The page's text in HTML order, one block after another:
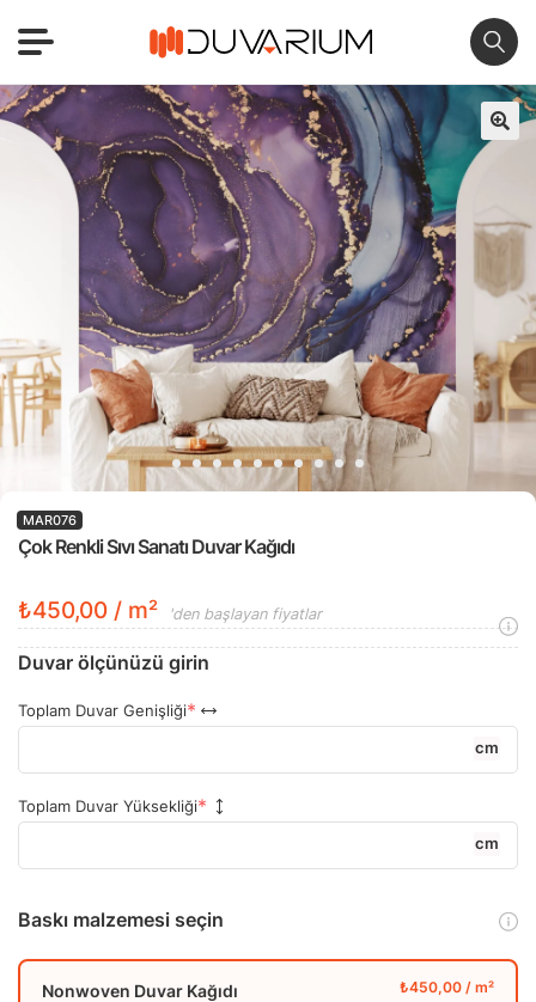
Çok Renkli Sıvı Sanatı Duvar Kağıdı
MAR076
₺450,00 / m² 'den başlayan fiyatlar
Duvar ölçünüzü girin
Toplam Duvar Genişliği
cm
Toplam Duvar Yüksekliği
cm
Baskı malzemesi seçin
Nonwoven Duvar Kağıdı